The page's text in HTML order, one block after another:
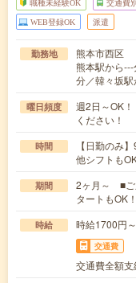
職種未経験OK 交通費
WEB登録OK 派遣
勤務地
熊本市西区
熊本駅から
分／韓々坂
曜日頻度
週2日～OK
ください！
時間
【日勤のみ
他シフトも
期間
2ヶ月～ ■ご
タートもOK！
時給 時給1700円
交通費
交通費全額支